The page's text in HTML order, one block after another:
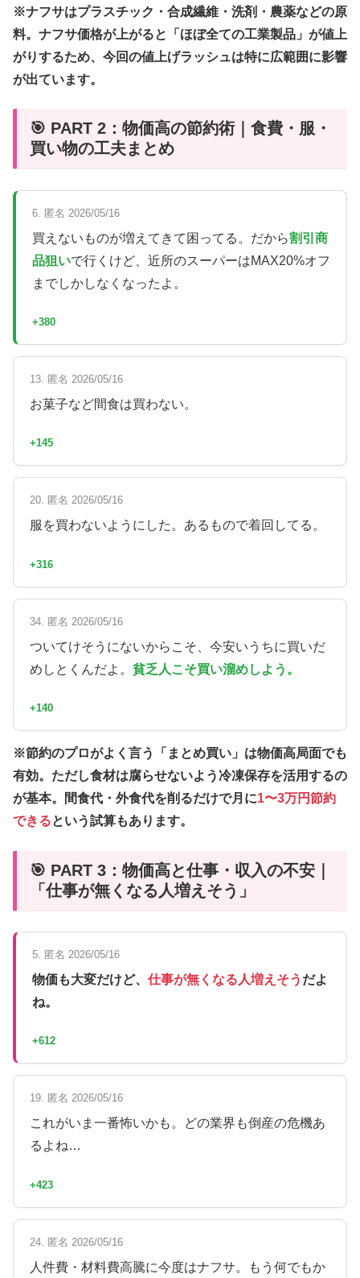
※ナフサはプラスチック・合成繊維・洗剤・農薬などの原
料。ナフサ価格が上がると「ほぼ全ての工業製品」が値上
がりするため、今回の値上げラッシュは特に広範囲に影響
が出ています。
🎯 PART 2：物価高の節約術｜食費・服・
買い物の工夫まとめ
6. 匿名 2026/05/16
買えないものが増えてきて困ってる。だから割引商
品狙いで行くけど、近所のスーパーはMAX20%オフ
までしかしなくなったよ。
+380
13. 匿名 2026/05/16
お菓子など間食は買わない。
+145
20. 匿名 2026/05/16
服を買わないようにした。あるもので着回してる。
+316
34. 匿名 2026/05/16
ついてけそうにないからこそ、今安いうちに買いだ
めしとくんだよ。 貧乏人こそ買い溜めしよう。
+140
※節約のプロがよく言う「まとめ買い」は物価高局面でも
有効。ただし食材は腐らせないよう冷凍保存を活用するの
が基本。間食代・外食代を削るだけで月に1〜3万円節約
できるという試算もあります。
🎯 PART 3：物価高と仕事・収入の不安｜
「仕事が無くなる人増えそう」
5. 匿名 2026/05/16
物価も大変だけど、 仕事が無くなる人増えそう だよ
ね。
+612
19. 匿名 2026/05/16
これがいま一番怖いかも。どの業界も倒産の危機あ
るよね…
+423
24. 匿名 2026/05/16
人件費・材料費高騰に今度はナフサ。もう何でもか